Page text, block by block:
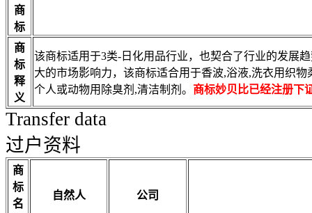
商
标
商
标
释
义
该商标适用于3类-日化用品行业，也契合了行业的发展
大的市场影响力，该商标适合用于香波,浴液,洗衣用织
个人或动物用除臭剂,清洁制剂。 商标妙贝比已经注册下
Transfer data
过户资料
商
标
名
自然人 公司